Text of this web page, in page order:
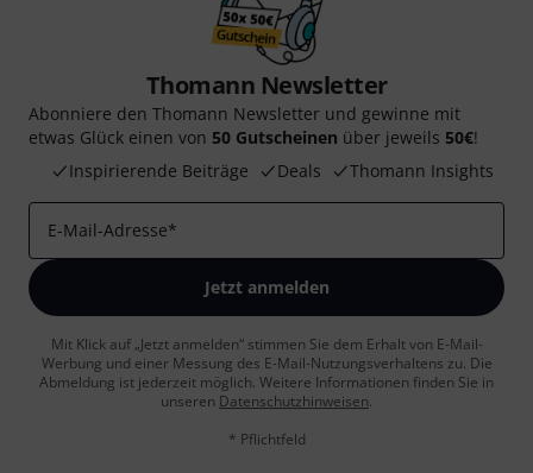
Thomann Newsletter
Abonniere den Thomann Newsletter und gewinne mit
etwas Glück einen von 50 Gutscheinen über jeweils 50€!
Inspirierende Beiträge
Deals Thomann Insights
E-Mail-Adresse*
Jetzt anmelden
Mit Klick auf „Jetzt anmelden“ stimmen Sie dem Erhalt von E-Mail-
Werbung und einer Messung des E-Mail-Nutzungsverhaltens zu. Die
Abmeldung ist jederzeit möglich. Weitere Informationen finden Sie in
unseren Datenschutzhinweisen.
* Pflichtfeld